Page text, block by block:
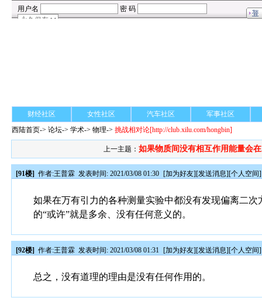
财经社区 女性社区 汽车社区
军事社区
西陆首页->论坛->学术-> 物理->挑战相对论[http://club.xilu.com/hongbin]
上一主题： 如果物质间没有相互作用能量会
[91楼] 作者:王普霖 发表时间: 2021/03/08 01:30 [加为好友][发送消息][个人空间]
如果在万有引力的各种测量实验中都没有发现偏离二
的“或许”就是多余、没有任何意义的。
[92楼] 作者:王普霖 发表时间: 2021/03/08 01:31 [加为好友][发送消息][个人空间]
总之，没有道理的理由是没有任何作用的。